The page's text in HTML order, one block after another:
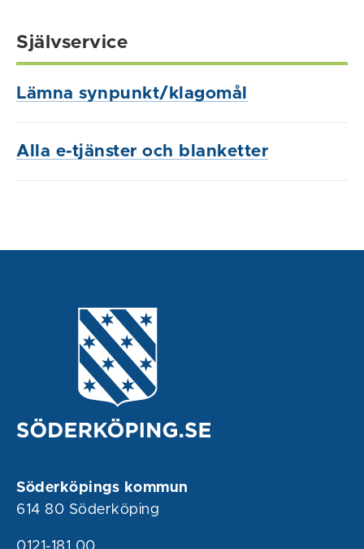
Självservice
Lämna synpunkt/klagomål
Alla e-tjänster och blanketter
Söderköpings kommun
614 80 Söderköping